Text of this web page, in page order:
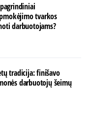
tvarkos
darbuotojams?
tradicija: finišavo
darbuotojų šeimų